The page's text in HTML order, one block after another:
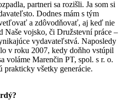
partneri sa rozišli. Ja som si
Dodnes mám s tým
a zdôvodňovať, aj keď nie
Naše vojsko, či Družstevní práce –
vydavateľstvá. Naposledy
v roku 2007, kedy doňho vstúpil
voláme Marenčin PT, spol. s r. o.
prakticky všetky generácie.